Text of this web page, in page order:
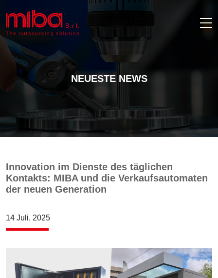
NEUESTE NEWS
Innovation im Dienste des täglichen
Kontakts: MIBA und die Verkaufsautomaten
der neuen Generation
14 Juli, 2025